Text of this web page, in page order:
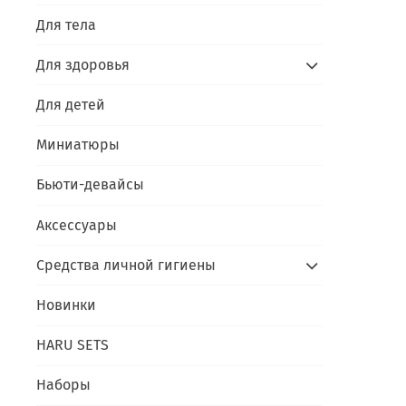
Для тела
Для здоровья
Для детей
Миниатюры
Бьюти-девайсы
Аксессуары
Средства личной гигиены
Новинки
HARU SETS
Наборы